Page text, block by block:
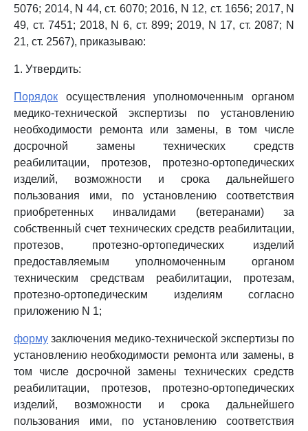
5076; 2014, N 44, ст. 6070; 2016, N 12, ст. 1656; 2017, N
49, ст. 7451; 2018, N 6, ст. 899; 2019, N 17, ст. 2087; N
21, ст. 2567), приказываю:
1. Утвердить:
Порядок осуществления уполномоченным органом
медико-технической экспертизы по установлению
необходимости ремонта или замены, в том числе
досрочной замены технических средств
реабилитации, протезов, протезно-ортопедических
изделий, возможности и срока дальнейшего
пользования ими, по установлению соответствия
приобретенных инвалидами (ветеранами) за
собственный счет технических средств реабилитации,
протезов, протезно-ортопедических изделий
предоставляемым уполномоченным органом
техническим средствам реабилитации, протезам,
протезно-ортопедическим изделиям согласно
приложению N 1;
форму заключения медико-технической экспертизы по
установлению необходимости ремонта или замены, в
том числе досрочной замены технических средств
реабилитации, протезов, протезно-ортопедических
изделий, возможности и срока дальнейшего
пользования ими, по установлению соответствия